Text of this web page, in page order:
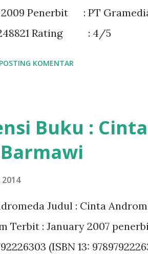
2009 Penerbit : PT
Rating : 4/5
POSTING KOMENTAR
Buku :
2014
Judul : Cinta
Terbit : January 2007
(ISBN 13: